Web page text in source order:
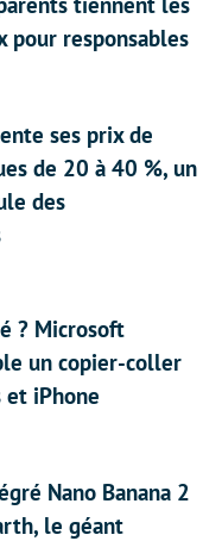
pour responsables
ses prix de
de 20 à 40 %, un
des
? Microsoft
un copier-coller
iPhone
Nano Banana 2
le géant